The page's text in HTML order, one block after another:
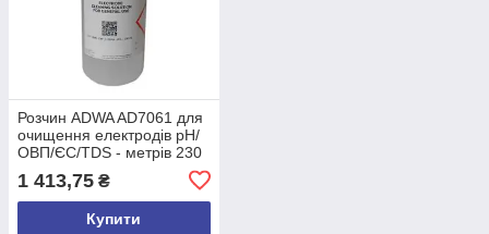
Розчин ADWA AD7061 для
очищення електродів рН/
ОВП/ЄС/TDS - метрів 230
1 413,75 ₴
Купити